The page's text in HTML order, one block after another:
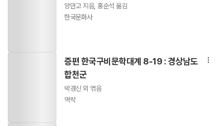
양만고 지음, 홍순석 옮김
한국문화사
증편 한국구비문학대계 8-19 : 경상남도
합천군
박경신 외 엮음
역락